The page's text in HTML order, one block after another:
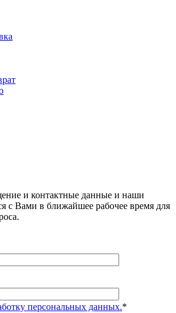
и контактные данные и наши
с Вами в ближайшее рабочее время для
персональных данных.*